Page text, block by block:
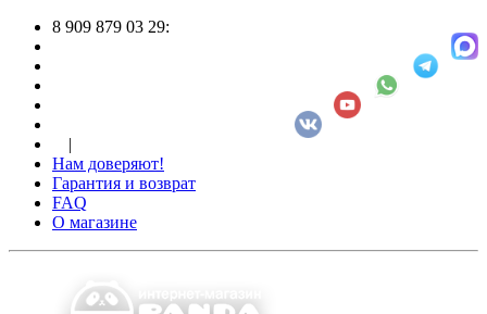
8 909 879 03 29:
|
Нам доверяют!
Гарантия и возврат
FAQ
О магазине